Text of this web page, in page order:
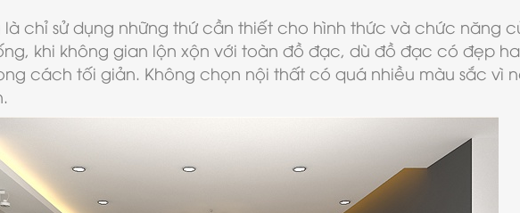
chỉ sử dụng những thứ cần thiết cho hình thức và chức năng
khi không gian lộn xộn với toàn đồ đạc, dù đồ đạc có đẹp
cách tối giản. Không chọn nội thất có quá nhiều màu sắc vì